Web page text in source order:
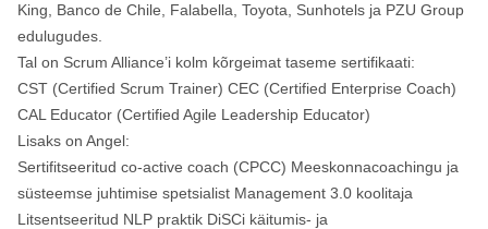
King, Banco de Chile, Falabella, Toyota, Sunhotels ja PZU Group
edulugudes.
Tal on Scrum Alliance’i kolm kõrgeimat taseme sertifikaati:
CST (Certified Scrum Trainer) CEC (Certified Enterprise Coach)
CAL Educator (Certified Agile Leadership Educator)
Lisaks on Angel:
Sertifitseeritud co-active coach (CPCC) Meeskonnacoachingu ja
süsteemse juhtimise spetsialist Management 3.0 koolitaja
Litsentseeritud NLP praktik DiSCi käitumis- ja